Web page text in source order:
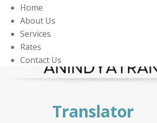
Home
About Us
Services
Rates
Contact Us
Translator